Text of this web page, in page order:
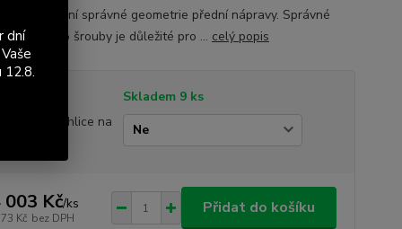
docílení správné geometrie přední nápravy. Správné
otvorů pro šrouby je důležité pro ... celý popis
Skladem 9 ks
vlastní těhlice na
003 Kč/ks
Kč bez DPH
Přidat do košíku
dní